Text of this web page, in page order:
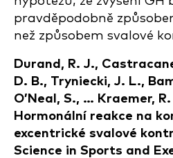
pravděpodobně
než způsobem svalové
Durand, R. J.,
D. B., Tryniecki, J. L.,
O’Neal, S., … Kraemer,
Hormonální reakce na
excentrické svalové
Science in Sports and